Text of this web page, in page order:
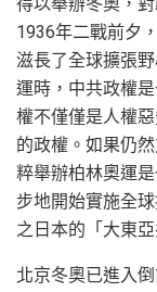
1936年二戰前夕
滋長了全球擴張
運時，中共政權
權不僅僅是人權
的政權。如果仍
粹舉辦柏林奧運
步地開始實施全
之日本的「大東
北京冬奧已進入